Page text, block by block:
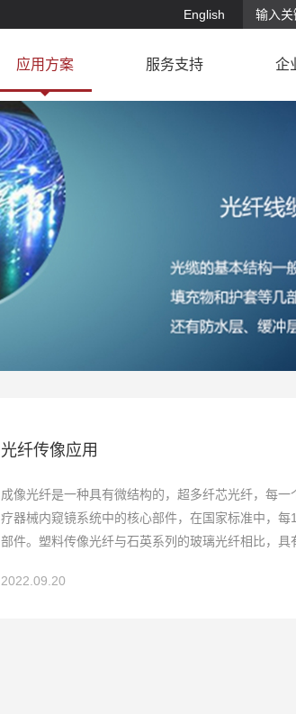
English
应用方案 服务支持 企
光纤传像应用
成像光纤是一种具有微结构的，超多纤芯光纤，每
疗器械内窥镜系统中的核心部件，在国家标准中，
部件。塑料传像光纤与石英系列的玻璃光纤相比，具
2022.09.20